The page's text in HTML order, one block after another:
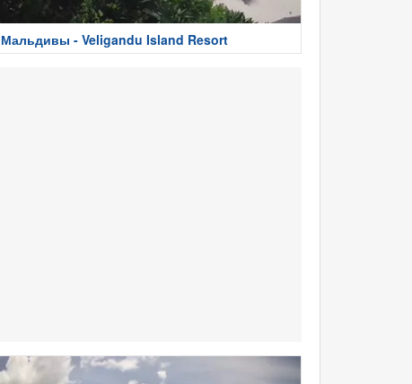
Мальдивы - Veligandu Island Resort